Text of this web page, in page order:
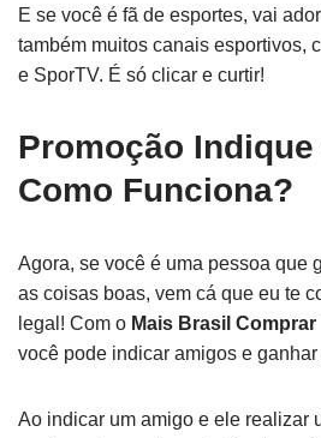
E se você é fã de esportes, vai
também muitos canais esportivos,
e SporTV. É só clicar e curtir!
Promoção Indique
Como Funciona?
Agora, se você é uma pessoa que
as coisas boas, vem cá que eu te
legal! Com o Mais Brasil
você pode indicar amigos e ganhar
Ao indicar um amigo e ele realizar